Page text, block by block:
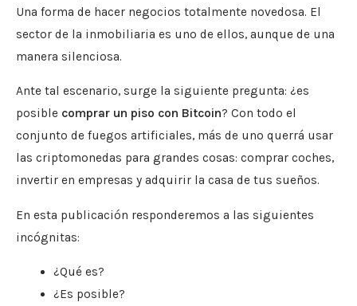
Una forma de hacer negocios totalmente novedosa. El
sector de la inmobiliaria es uno de ellos, aunque de una
manera silenciosa.
Ante tal escenario, surge la siguiente pregunta: ¿es
posible comprar un piso con Bitcoin? Con todo el
conjunto de fuegos artificiales, más de uno querrá usar
las criptomonedas para grandes cosas: comprar coches,
invertir en empresas y adquirir la casa de tus sueños.
En esta publicación responderemos a las siguientes
incógnitas:
¿Qué es?
¿Es posible?